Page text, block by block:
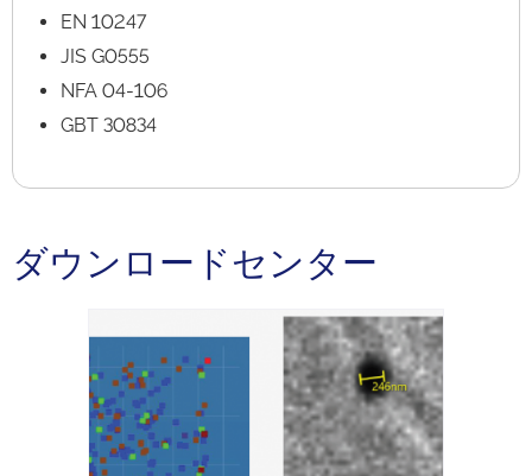
EN 10247
JIS G0555
NFA 04-106
GBT 30834
ダウンロードセンター